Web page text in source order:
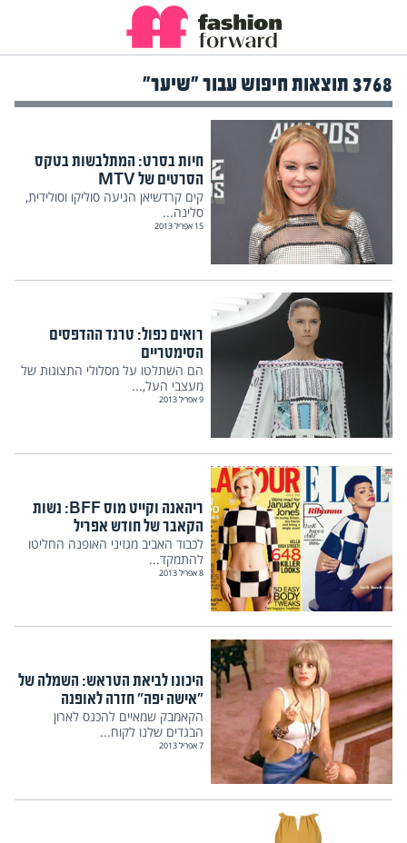
3768 תוצאות חיפוש עבור "שיער"
חיות בסרט: המתלבשות בטקס
הסרטים של MTV
קים קרדשיאן הגיעה סוליקו וסולידית,
סלינה...
15 אפריל 2013
רואים כפול: טרנד ההדפסים
הסימטריים
הם השתלטו על מסלולי התצוגות של
מעצבי העל,...
9 אפריל 2013
ריהאנה וקייט מוס BFF: נשות
הקאבר של חודש אפריל
לכבוד האביב מגזיני האופנה החליטו
להתמקד...
8 אפריל 2013
היכונו לביאת הטראש: השמלה של
"אישה יפה" חזרה לאופנה
הקאמבק שמאיים להכנס לארון
הבגדים שלנו לקוח...
7 אפריל 2013